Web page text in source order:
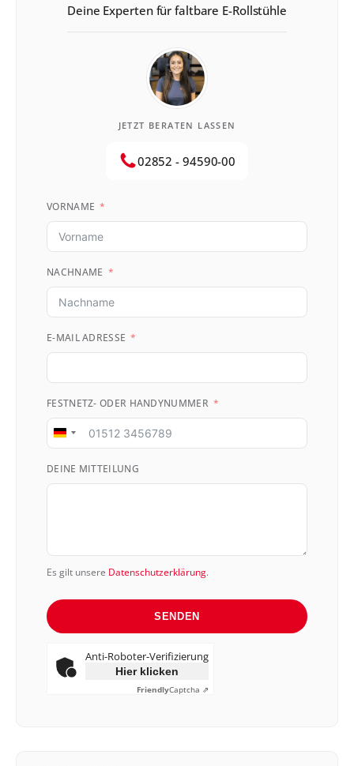
Deine Experten für faltbare E-Rollstühle
JETZT BERATEN LASSEN
02852 - 94590-00
VORNAME
NACHNAME
E-MAIL ADRESSE
FESTNETZ- ODER HANDYNUMMER
Germany
DEINE MITTEILUNG
Es gilt unsere Datenschutzerklärung.
SENDEN
Anti-Roboter-Verifizierung
Hier klicken
FriendlyCaptcha ⇗